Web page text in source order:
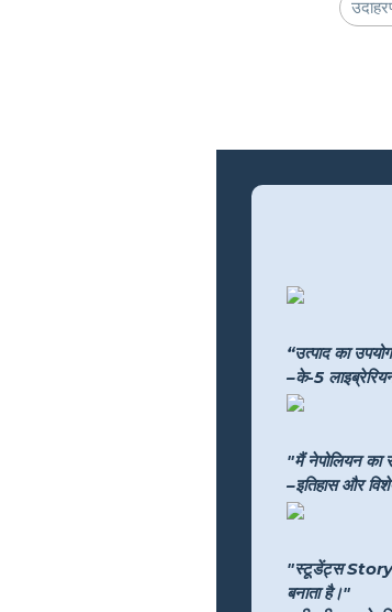
“उत्पाद का
–के-5 लाइब्रेरियन
"मैं नेपोलियन का
–इतिहास और
"स्टूडेंट्स
बनाता है।"